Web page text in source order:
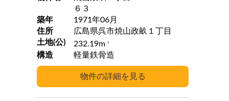
６３
築年
1971年06月
住所
広島県呉市焼山政畝１丁目
土地(公)
232.19m 2
構造 軽量鉄骨造